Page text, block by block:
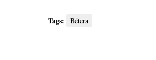
Tags: Bétera